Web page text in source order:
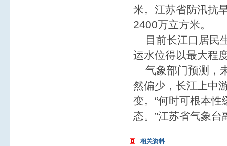
米。江苏省防汛抗
2400万立方米。
目前长江口居民
运水位得以最大程
气象部门预测，
然偏少，长江上中
变。“何时可根本性
态。”江苏省气象
相关资料